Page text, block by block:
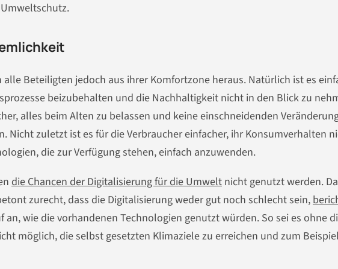
Beteiligten jedoch aus ihrer Komfortzone heraus. Natürlich ist es
beizubehalten und die Nachhaltigkeit nicht in den Blick zu
alles beim Alten zu belassen und keine einschneidenden
Nicht zuletzt ist es für die Verbraucher einfacher, ihr Konsumverhalten
die zur Verfügung stehen, einfach anzuwenden.
die Chancen der Digitalisierung für die Umwelt nicht genutzt werden.
zurecht, dass die Digitalisierung weder gut noch schlecht sein,
an, wie die vorhandenen Technologien genutzt würden. So sei es ohne
möglich, die selbst gesetzten Klimaziele zu erreichen und zum